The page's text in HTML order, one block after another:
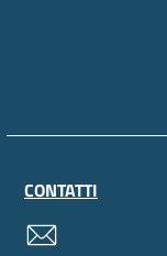
CONTATTI